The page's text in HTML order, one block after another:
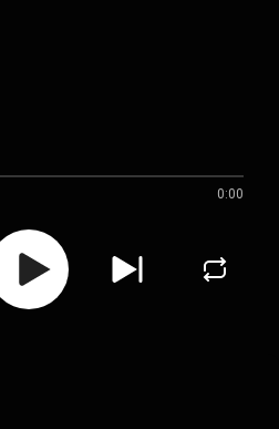
0:00